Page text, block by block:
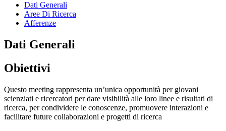
Dati Generali
Aree Di Ricerca
Afferenze
Dati Generali
Obiettivi
Questo meeting rappresenta un’unica opportunità per giovani
scienziati e ricercatori per dare visibilità alle loro linee e risultati di
ricerca, per condividere le conoscenze, promuovere interazioni e
facilitare future collaborazioni e progetti di ricerca